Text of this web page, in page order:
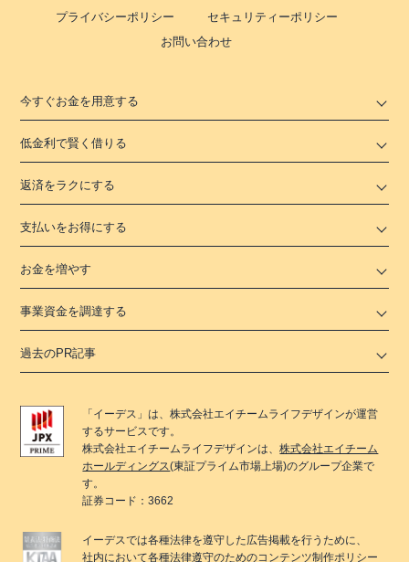
プライバシーポリシー
セキュリティーポリシー
お問い合わせ
今すぐお金を用意する
低金利で賢く借りる
返済をラクにする
支払いをお得にする
お金を増やす
事業資金を調達する
過去のPR記事
「 イーデス 」は、株式会社エイチームライフデザインが運営
するサービスです。
株式会社エイチームライフデザインは、株式会社エイチーム
ホールディングス(東証プライム市場上場)のグループ企業で
す。
証券コード：3662
イーデスでは各種法律を遵守した広告掲載を行うために、
社内において各種法律遵守のためのコンテンツ制作ポリシー